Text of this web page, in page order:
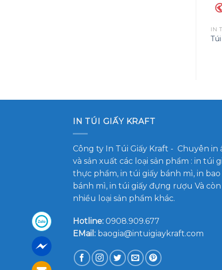
IN
IN TÚI GIẤY KRAFT
Công ty In Túi Giấy Kraft - Chuyên in
và sản xuất các loại sản phẩm : in túi
thực phẩm, in túi giấy bánh mì, in bao
bánh mì, in túi giấy đựng rượu Và còn
nhiều loại sản phẩm khác.
Hotline: 0908.909.677
EMail: baogia@intuigiaykraft.com